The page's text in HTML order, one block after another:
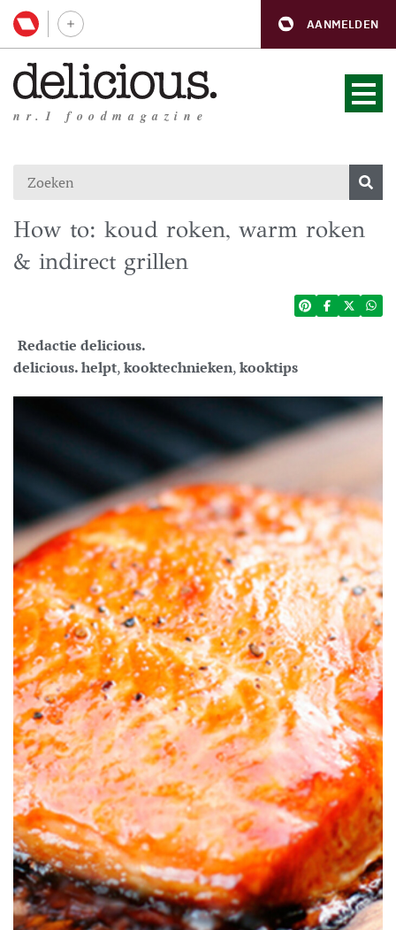
AANMELDEN
nr.1 foodmagazine
How to: koud roken, warm roken
& indirect grillen
Redactie delicious.
delicious. helpt,kooktechnieken,kooktips